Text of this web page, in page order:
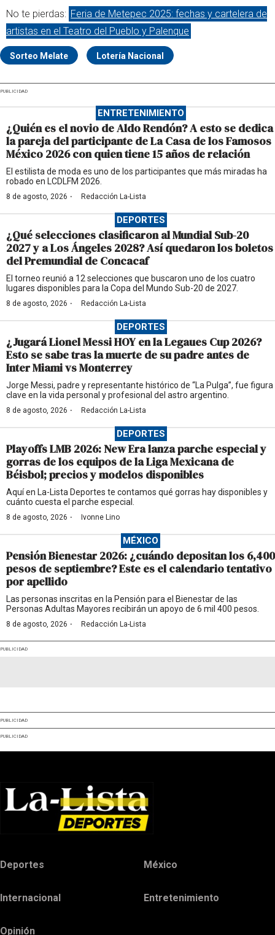
No te pierdas: Feria de Metepec 2025: fechas y cartelera de
artistas en el Teatro del Pueblo y Palenque
Sorteo Melate Lotería Nacional
PUBLICIDAD
ENTRETENIMIENTO
¿Quién es el novio de Aldo Rendón? A esto se dedica
la pareja del participante de La Casa de los Famosos
México 2026 con quien tiene 15 años de relación
El estilista de moda es uno de los participantes que más miradas ha
robado en LCDLFM 2026.
8 de agosto, 2026 · Redacción La-Lista
DEPORTES
¿Qué selecciones clasificaron al Mundial Sub-20
2027 y a Los Ángeles 2028? Así quedaron los boletos
del Premundial de Concacaf
El torneo reunió a 12 selecciones que buscaron uno de los cuatro
lugares disponibles para la Copa del Mundo Sub-20 de 2027.
8 de agosto, 2026 · Redacción La-Lista
DEPORTES
¿Jugará Lionel Messi HOY en la Legaues Cup 2026?
Esto se sabe tras la muerte de su padre antes de
Inter Miami vs Monterrey
Jorge Messi, padre y representante histórico de “La Pulga”, fue figura
clave en la vida personal y profesional del astro argentino.
8 de agosto, 2026 · Redacción La-Lista
DEPORTES
Playoffs LMB 2026: New Era lanza parche especial y
gorras de los equipos de la Liga Mexicana de
Béisbol; precios y modelos disponibles
Aquí en La-Lista Deportes te contamos qué gorras hay disponibles y
cuánto cuesta el parche especial.
8 de agosto, 2026 · Ivonne Lino
MÉXICO
Pensión Bienestar 2026: ¿cuándo depositan los 6,400
pesos de septiembre? Este es el calendario tentativo
por apellido
Las personas inscritas en la Pensión para el Bienestar de las
Personas Adultas Mayores recibirán un apoyo de 6 mil 400 pesos.
8 de agosto, 2026 · Redacción La-Lista
PUBLICIDAD
PUBLICIDAD
PUBLICIDAD
Deportes México
Internacional Entretenimiento
Opinión